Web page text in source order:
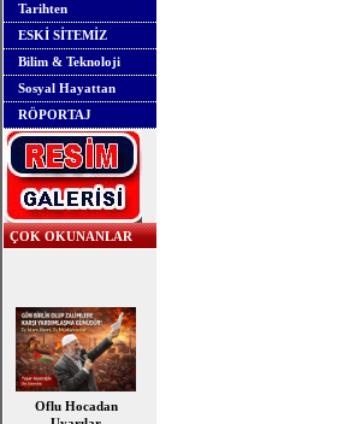
Tarihten
ESKİ SİTEMİZ
Bilim & Teknoloji
Sosyal Hayattan
RÖPORTAJ
ÇOK OKUNANLAR
Oflu Hocadan
Uyarılar